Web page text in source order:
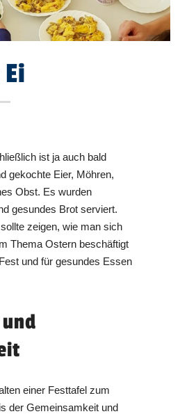
ist ja auch bald
gekochte Eier, Möhren,
Obst. Es wurden
gesundes Brot serviert.
zeigen, wie man sich
Thema Ostern beschäftigt
und für gesundes Essen
einer Festtafel zum
der Gemeinsamkeit und